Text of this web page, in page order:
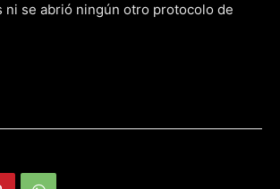
ni se abrió ningún otro protocolo de